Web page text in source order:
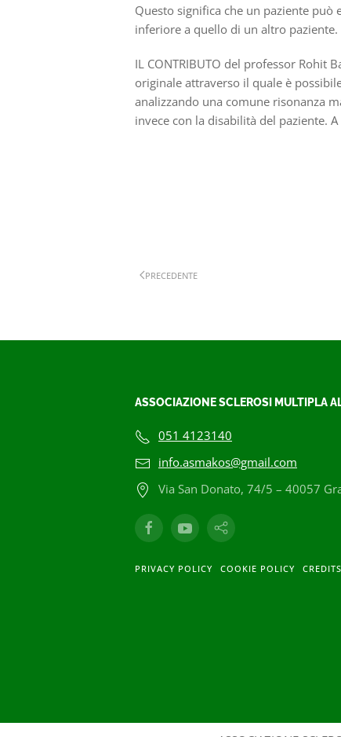
Questo significa che un paziente
inferiore a quello di un altro paziente.
IL CONTRIBUTO del professor Rohit
originale attraverso il quale è
analizzando una comune risonanza
invece con la disabilità del paziente.
PRECEDENTE
ASSOCIAZIONE SCLEROSI MULTIPLA
051 4123140
info.asmakos@gmail.com
Via San Donato, 74/5 – 40057
PRIVACY POLICY COOKIE POLICY CREDITS